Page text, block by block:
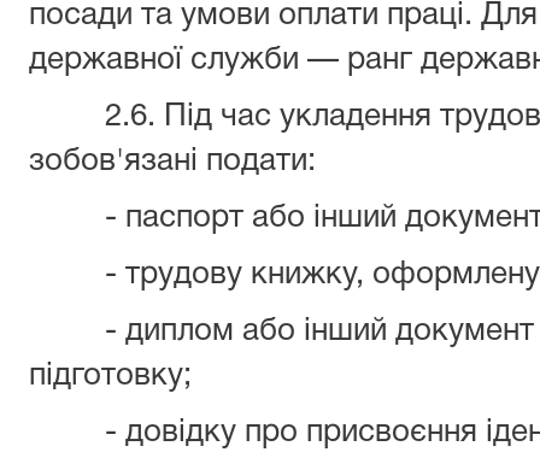
посади та умови оплати праці.
державної служби — ранг
2.6. Під час укладення
зобов'язані подати:
- паспорт або інший документ,
- трудову книжку, оформлену
- диплом або інший документ
підготовку;
- довідку про присвоєння